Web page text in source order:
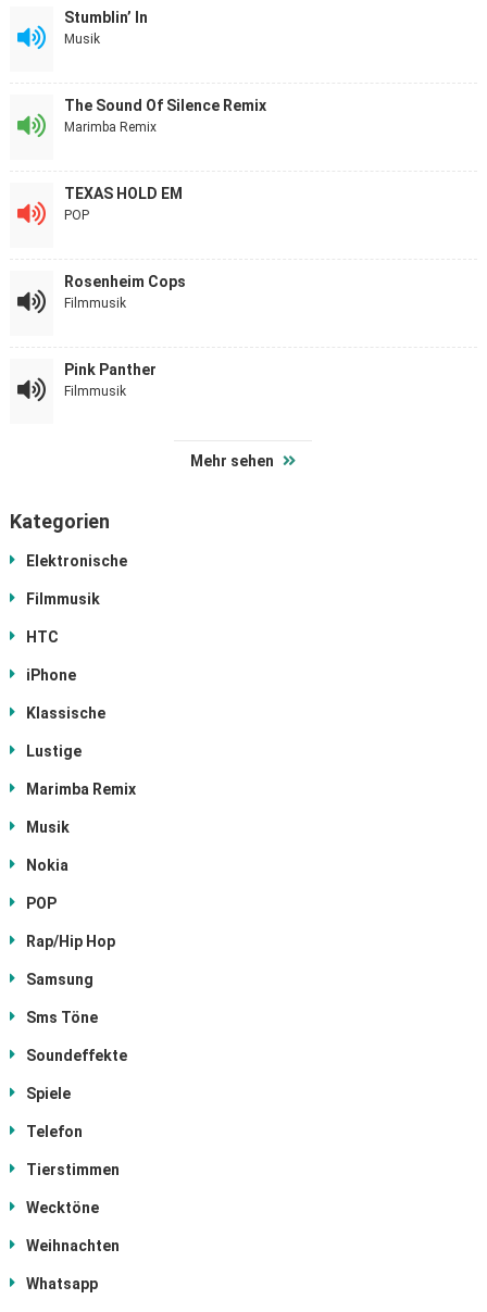
Stumblin’ In
Musik
The Sound Of Silence Remix
Marimba Remix
TEXAS HOLD EM
POP
Rosenheim Cops
Filmmusik
Pink Panther
Filmmusik
Mehr sehen
Kategorien
Elektronische
Filmmusik
HTC
iPhone
Klassische
Lustige
Marimba Remix
Musik
Nokia
POP
Rap/Hip Hop
Samsung
Sms Töne
Soundeffekte
Spiele
Telefon
Tierstimmen
Wecktöne
Weihnachten
Whatsapp